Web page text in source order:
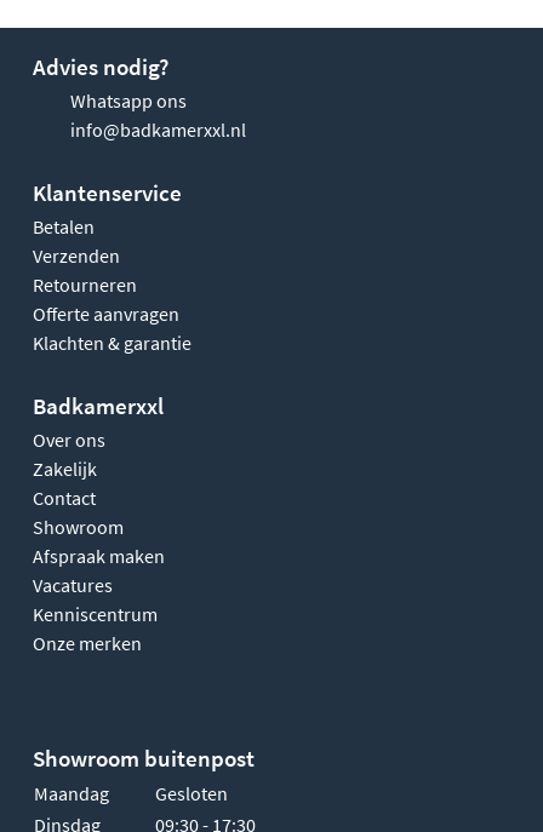
Advies nodig?
Whatsapp ons
info@badkamerxxl.nl
Klantenservice
Betalen
Verzenden
Retourneren
Offerte aanvragen
Klachten & garantie
Badkamerxxl
Over ons
Zakelijk
Contact
Showroom
Afspraak maken
Vacatures
Kenniscentrum
Onze merken
Showroom buitenpost
Maandag
Gesloten
Dinsdag
09:30 - 17:30